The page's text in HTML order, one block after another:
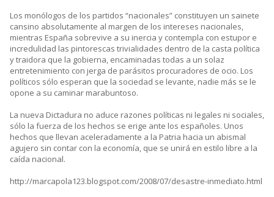
Los monólogos de los partidos “nacionales” constituyen un sainete
cansino absolutamente al margen de los intereses nacionales,
mientras España sobrevive a su inercia y contempla con estupor e
incredulidad las pintorescas trivialidades dentro de la casta política
y traidora que la gobierna, encaminadas todas a un solaz
entretenimiento con jerga de parásitos procuradores de ocio. Los
políticos sólo esperan que la sociedad se levante, nadie más se le
opone a su caminar marabuntoso.
La nueva Dictadura no aduce razones políticas ni legales ni sociales,
sólo la fuerza de los hechos se erige ante los españoles. Unos
hechos que llevan aceleradamente a la Patria hacia un abismal
agujero sin contar con la economía, que se unirá en estilo libre a la
caída nacional.
http://marcapola123.blogspot.com/2008/07/desastre-inmediato.html